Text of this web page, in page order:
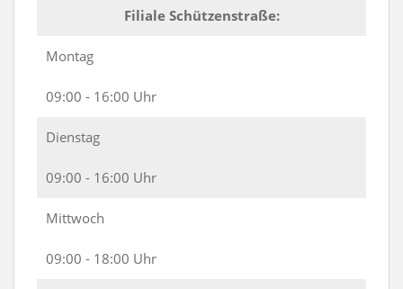
Filiale Schützenstraße:
Montag
09:00 - 16:00 Uhr
Dienstag
09:00 - 16:00 Uhr
Mittwoch
09:00 - 18:00 Uhr